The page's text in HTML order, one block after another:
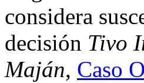
considera
decisión Tivo
Maján, Caso